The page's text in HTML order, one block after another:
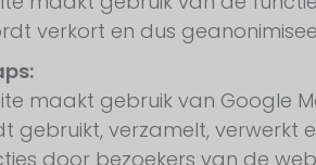
verkort en dus
maakt gebruik van Google
gebruikt, verzamelt, verwerkt
door bezoekers van de